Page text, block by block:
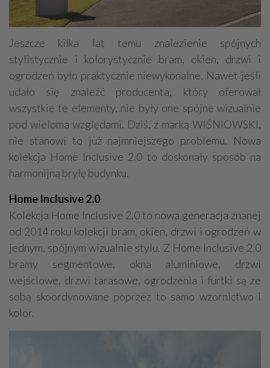
Jeszcze kilka lat temu znalezienie spójnych
stylistycznie i kolorystycznie bram, okien, drzwi i
ogrodzeń było praktycznie niewykonalne. Nawet jeśli
udało się znaleźć producenta, który oferował
wszystkie te elementy, nie były one spójne wizualnie
pod wieloma względami. Dziś, z marką WIŚNIOWSKI,
nie stanowi to już najmniejszego problemu. Nowa
kolekcja Home Inclusive 2.0 to doskonały sposób na
harmonijną bryłę budynku.
Home Inclusive 2.0
Kolekcja Home Inclusive 2.0 to nowa generacja znanej
od 2014 roku kolekcji bram, okien, drzwi i ogrodzeń w
jednym, spójnym wizualnie stylu. Z Home Inclusive 2.0
bramy segmentowe, okna aluminiowe, drzwi
wejściowe, drzwi tarasowe, ogrodzenia i furtki są ze
sobą skoordynowane poprzez to samo wzornictwo i
kolor.